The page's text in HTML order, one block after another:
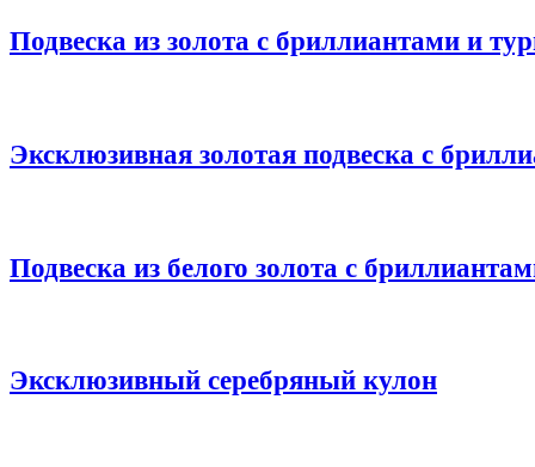
Подвеска из золота c бриллиантами и
Эксклюзивная золотая подвеска с
Подвеска из белого золота с
Эксклюзивный серебряный кулон